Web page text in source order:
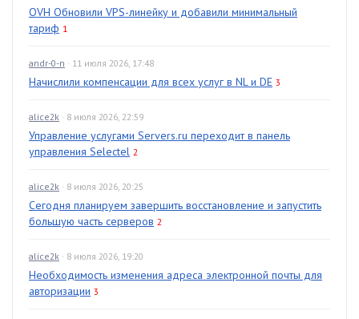
OVH Обновили VPS-линейку и добавили минимальный
тариф 1
andr-0-n · 11 июля 2026, 17:48
Начислили компенсации для всех услуг в NL и DE 3
alice2k · 8 июля 2026, 22:59
Управление услугами Servers.ru переходит в панель
управления Selectel 2
alice2k · 8 июля 2026, 20:25
Сегодня планируем завершить восстановление и запустить
большую часть серверов 2
alice2k · 8 июля 2026, 19:20
Необходимость изменения адреса электронной почты для
авторизации 3